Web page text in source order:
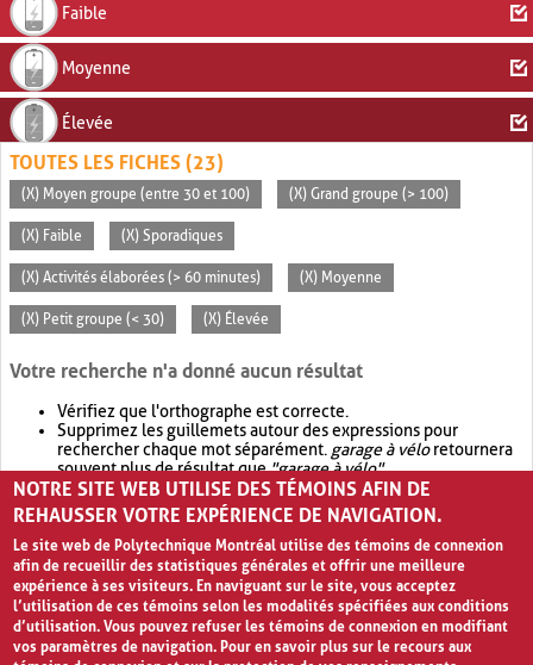
Faible
Moyenne
Élevée
TOUTES LES FICHES (23)
(X) Moyen groupe (entre 30 et 100) (X) Grand groupe (> 100)
(X) Faible (X) Sporadiques
(X) Activités élaborées (> 60 minutes) (X) Moyenne
(X) Petit groupe (< 30) (X) Élevée
Votre recherche n'a donné aucun résultat
Vérifiez que l'orthographe est correcte.
Supprimez les guillemets autour des expressions pour
rechercher chaque mot séparément. garage à véloretournera
souvent plus de résultat que"garage à vélo".
Envisagez d'élargir votre recherche avec OR.garage OR vélo
retournera souvent plus de résultat quegarage à vélo
NOTRE SITE WEB UTILISE DES TÉMOINS AFIN DE
REHAUSSER VOTRE EXPÉRIENCE DE NAVIGATION.
Le site web de Polytechnique Montréal utilise des témoins de connexion
afin de recueillir des statistiques générales et offrir une meilleure
expérience à ses visiteurs. En naviguant sur le site, vous acceptez
l’utilisation de ces témoins selon les modalités spécifiées aux conditions
d’utilisation. Vous pouvez refuser les témoins de connexion en modifiant
vos paramètres de navigation. Pour en savoir plus sur le recours aux